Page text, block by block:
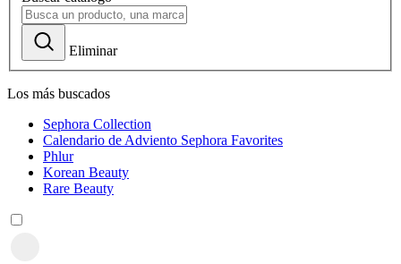
Eliminar
Los más buscados
Sephora Collection
Calendario de Adviento Sephora Favorites
Phlur
Korean Beauty
Rare Beauty